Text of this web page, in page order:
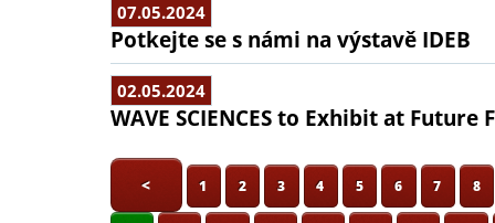
07.05.2024
Potkejte se s námi na výstavě IDEB
02.05.2024
WAVE SCIENCES to Exhibit at Future
< 1 2 3 4 5 6 7 8